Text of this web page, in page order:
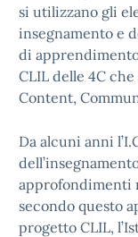
si utilizzano gli
insegnamento e
di
CLIL delle 4C
Content,
Da alcuni anni
approfondimenti
secondo questo
progetto CLIL,